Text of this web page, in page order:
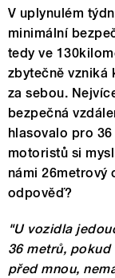
V uplynulém
minimální
tedy ve
zbytečně vzniká
za sebou.
bezpečná
hlasovalo pro
motoristů si
námi 26metrový
odpověď?
"U vozidla
36 metrů,
před mnou,